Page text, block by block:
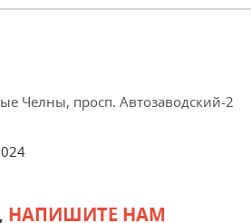
Челны, просп. Автозаводский-2
НАПИШИТЕ НАМ